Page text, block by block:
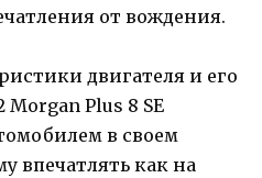
от вождения.
двигателя и его
Plus 8 SE
в своем
впечатлять как на